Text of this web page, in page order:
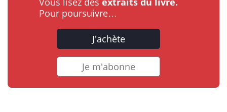
Pour poursuivre…
J'achète
Je m'abonne